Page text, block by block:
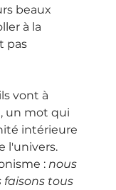
beaux
à la
pas
vont à
un mot qui
intérieure
l'univers.
: nous
tous